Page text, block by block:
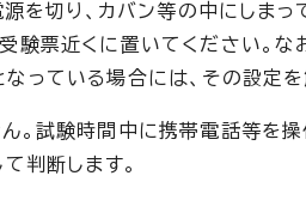
を切り、カバン等の中にしまっ
票近くに置いてください。な
っている場合には、その設定を
。試験時間中に携帯電話等を操
判断します。